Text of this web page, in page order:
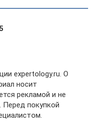
expertology.ru. О
носит
рекламой и не
Перед покупкой